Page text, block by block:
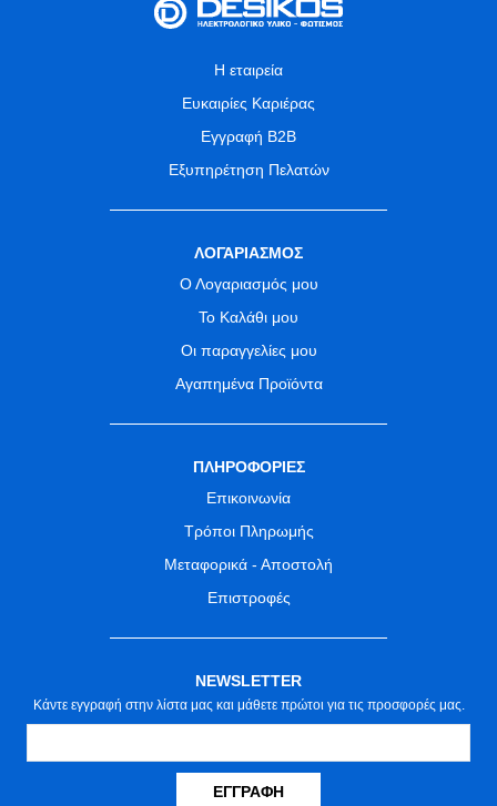
Η εταιρεία
Ευκαιρίες Καριέρας
Εγγραφή B2B
Εξυπηρέτηση Πελατών
ΛΟΓΑΡΙΑΣΜΟΣ
Ο Λογαριασμός μου
Το Καλάθι μου
Οι παραγγελίες μου
Αγαπημένα Προϊόντα
ΠΛΗΡΟΦΟΡΙΕΣ
Επικοινωνία
Τρόποι Πληρωμής
Μεταφορικά - Αποστολή
Επιστροφές
NEWSLETTER
Κάντε εγγραφή στην λίστα μας και μάθετε πρώτοι για τις προσφορές μας.
ΕΓΓΡΑΦΉ